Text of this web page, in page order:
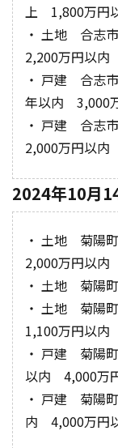
上 1,800万円
・ 土地 合志
2,200万円以内
・ 戸建 合志
年以内 3,000
・ 戸建 合志
2,000万円以内
2024年10月
・ 土地 菊陽
2,000万円以内
・ 土地 菊陽
・ 土地 菊陽
1,100万円以内
・ 戸建 菊陽
以内 4,000万
・ 戸建 菊陽
内 4,000万円